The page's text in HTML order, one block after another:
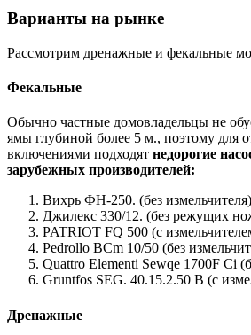
Варианты на рынке
Рассмотрим дренажные и фекальные
Фекальные
Обычно частные домовладельцы не
ямы глубиной более 5 м., поэтому для
включениями подходят недорогие
зарубежных производителей:
Вихрь ФН-250. (без
Джилекс 330/12. (без режущих
PATRIOT FQ 500 (с
Pedrollo BCm 10/50 (без
Quattro Elementi Sewqe 1700F Ci
Gruntfos SEG. 40.15.2.50 B (с
Дренажные